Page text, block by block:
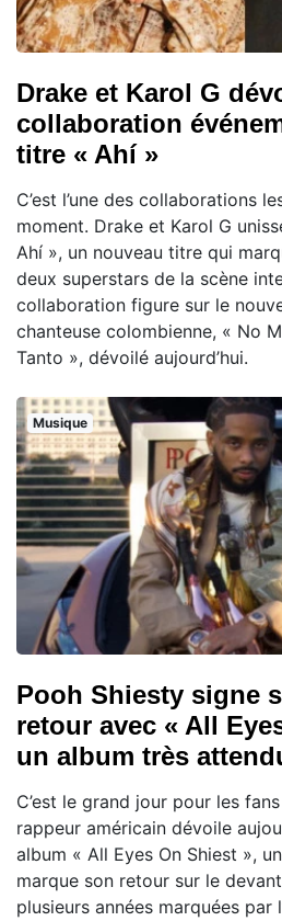
Drake et Karol G
collaboration
titre « Ahí »
C’est l’une des collaborations
moment. Drake et Karol G
Ahí », un nouveau titre qui
deux superstars de la scène
collaboration figure sur le
chanteuse colombienne, « No
Tanto », dévoilé aujourd’hui.
Musique
Pooh Shiesty signe
retour avec « All
un album très
C’est le grand jour pour les
rappeur américain dévoile
album « All Eyes On Shiest »,
marque son retour sur le
plusieurs années marquées par